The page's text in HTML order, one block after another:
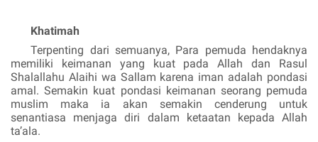
Khatimah
Terpenting dari semuanya, Para pemuda hendaknya
memiliki keimanan yang kuat pada Allah dan Rasul
Shalallahu Alaihi wa Sallam karena iman adalah pondasi
amal. Semakin kuat pondasi keimanan seorang pemuda
muslim maka ia akan semakin cenderung untuk
senantiasa menjaga diri dalam ketaatan kepada Allah
ta’ala.